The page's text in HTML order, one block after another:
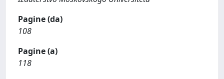
Pagine (da)
108
Pagine (a)
118